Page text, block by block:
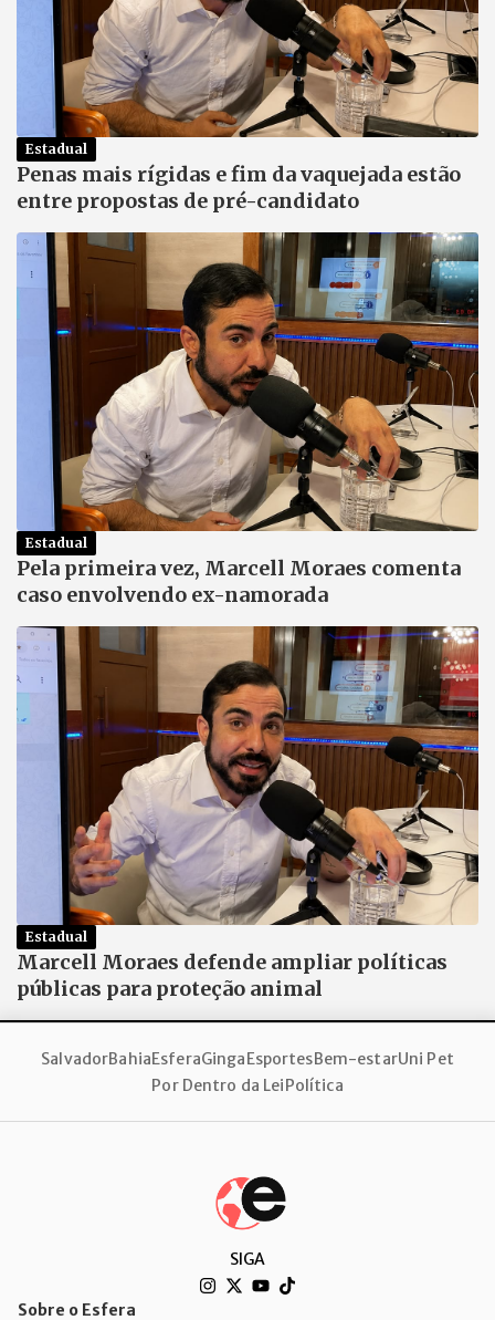
Estadual
Penas mais rígidas e fim da vaquejada estão
entre propostas de pré-candidato
Estadual
Pela primeira vez, Marcell Moraes comenta
caso envolvendo ex-namorada
Estadual
Marcell Moraes defende ampliar políticas
públicas para proteção animal
SalvadorBahiaEsferaGingaEsportesBem-estarUni Pet
Por Dentro da LeiPolítica
SIGA
Sobre o Esfera